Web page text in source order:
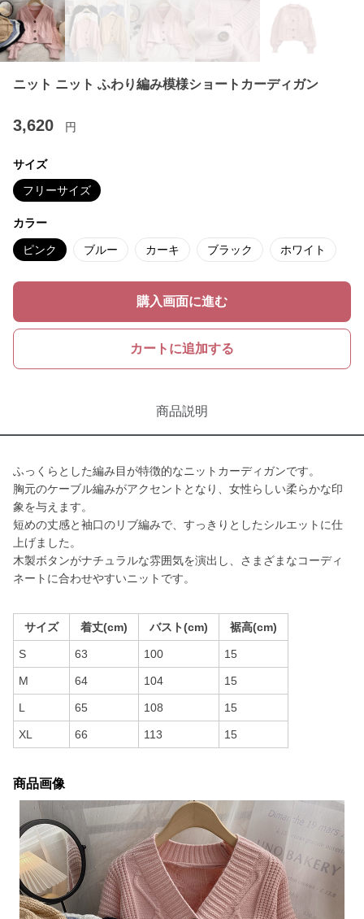
ニット ニット ふわり編み模様ショートカーディガン
3,620 円
サイズ
フリーサイズ
カラー
ピンク ブルー カーキ ブラック ホワイト
購入画面に進む
カートに追加する
商品説明
ふっくらとした編み目が特徴的なニットカーディガンです。
胸元のケーブル編みがアクセントとなり、女性らしい柔らかな印
象を与えます。
短めの丈感と袖口のリブ編みで、すっきりとしたシルエットに仕
上げました。
木製ボタンがナチュラルな雰囲気を演出し、さまざまなコーディ
ネートに合わせやすいニットです。
サイズ 着丈(cm) バスト(cm) 裾高(cm)
S 63 100 15
M 64 104 15
L 65 108 15
XL 66 113 15
商品画像